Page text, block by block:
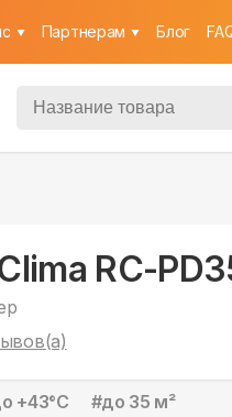
Партнерам Блог
RC-
+43°С #до 35 м²